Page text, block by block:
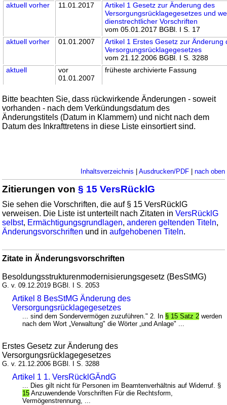
aktuell vorher 11.01.2017
Artikel 1 Gesetz zur Änderung des
Versorgungsrücklagegesetzes und
dienstrechtlicher Vorschriften
vom 05.01.2017 BGBl. I S. 17
aktuell vorher 01.01.2007
Artikel 1 Erstes Gesetz zur Änderung
Versorgungsrücklagegesetzes
vom 21.12.2006 BGBl. I S. 3288
aktuell
vor
01.01.2007
früheste archivierte Fassung
Bitte beachten Sie, dass rückwirkende Änderungen - soweit
vorhanden - nach dem Verkündungsdatum des
Änderungstitels (Datum in Klammern) und nicht nach dem
Datum des Inkrafttretens in diese Liste einsortiert sind.
Inhaltsverzeichnis | Ausdrucken/PDF| nach oben
Zitierungen von§ 15 VersRücklG
Sie sehen die Vorschriften, die auf § 15 VersRücklG
verweisen. Die Liste ist unterteilt nach Zitaten inVersRücklG
selbst, Ermächtigungsgrundlagen,anderen geltenden Titeln,
Änderungsvorschriften und inaufgehobenen Titeln.
Zitate in Änderungsvorschriften
Besoldungsstrukturenmodernisierungsgesetz (BesStMG)
G. v. 09.12.2019 BGBl. I S. 2053
Artikel 8 BesStMG Änderung des
Versorgungsrücklagegesetzes
... sind dem Sondervermögen zuzuführen." 2. In § 15 Satz 2 werden
nach dem Wort „Verwaltung" die Wörter „und Anlage" ...
Erstes Gesetz zur Änderung des
Versorgungsrücklagegesetzes
G. v. 21.12.2006 BGBl. I S. 3288
Artikel 1 1. VersRücklGÄndG
... Dies gilt nicht für Personen im Beamtenverhältnis auf Widerruf. §
15 Anzuwendende Vorschriften Für die Rechtsform,
Vermögenstrennung, ...